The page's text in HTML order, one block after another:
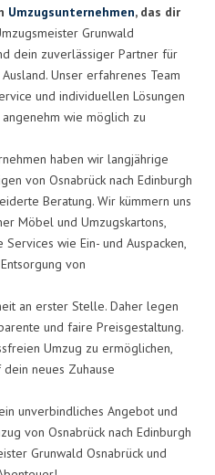
Umzugsunternehmen, das dir
Grunwald
dein zuverlässiger Partner für
Unser erfahrenes Team
und individuellen Lösungen
wie möglich zu
haben wir langjährige
von Osnabrück nach Edinburgh
Beratung. Wir kümmern uns
Möbel und Umzugskartons,
wie Ein- und Auspacken,
von
an erster Stelle. Daher legen
und faire Preisgestaltung.
Umzug zu ermöglichen,
neues Zuhause
unverbindliches Angebot und
von Osnabrück nach Edinburgh
Grunwald Osnabrück und